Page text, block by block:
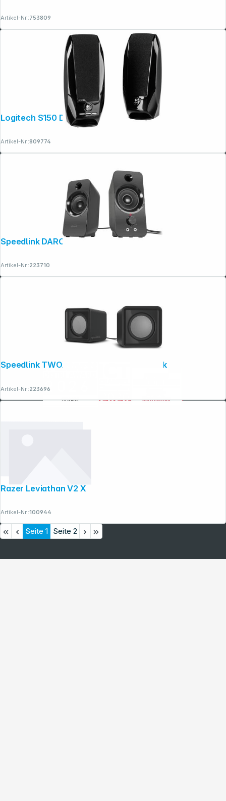
Artikel-Nr.:753809
Logitech S150 Digital USB black
Artikel-Nr.:809774
Speedlink DAROC Stereo Speaker black
Artikel-Nr.:223710
Speedlink TWOXO Stereo Speakers black
Artikel-Nr.:223696
Razer Leviathan V2 X
Artikel-Nr.:100944
Seite 1 Seite 2
Copyright © 2001 - 2026 dexxIT. Alle Rechte vorbehalten.